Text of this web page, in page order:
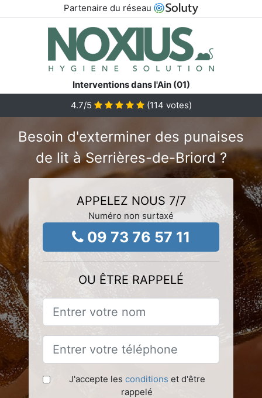
Partenaire du réseau
Interventions dans l'Ain (01)
4.7/5 (114 votes)
Besoin d'exterminer des punaises
de lit à Serrières-de-Briord ?
APPELEZ NOUS 7/7
Numéro non surtaxé
09 73 76 57 11
OU ÊTRE RAPPELÉ
J'accepte les conditions et d'être
rappelé